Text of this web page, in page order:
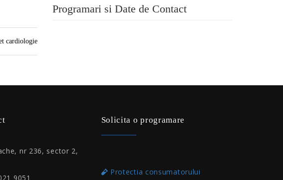
cardiologie
Programari si Date de Contact
nr 236, sector 2,
9051
Solicita o programare
Protectia consumatorului